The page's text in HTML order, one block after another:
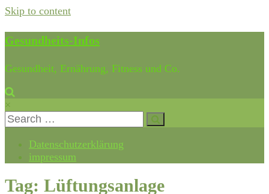
Skip to content
Gesundheits-Infos
Gesundheit, Ernährung, Fitness und Co.
×
Datenschutzerklärung
impressum
Tag: Lüftungsanlage